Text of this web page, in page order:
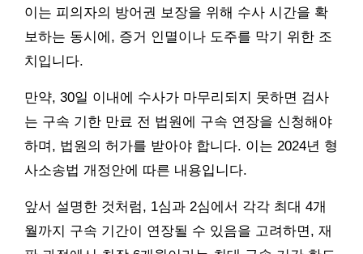
이는 피의자의 방어권 보장을 위해 수사 시간을 확
보하는 동시에, 증거 인멸이나 도주를 막기 위한 조
치입니다.
만약, 30일 이내에 수사가 마무리되지 못하면 검사
는 구속 기한 만료 전 법원에 구속 연장을 신청해야
하며, 법원의 허가를 받아야 합니다. 이는 2024년 형
사소송법 개정안에 따른 내용입니다.
앞서 설명한 것처럼, 1심과 2심에서 각각 최대 4개
월까지 구속 기간이 연장될 수 있음을 고려하면, 재